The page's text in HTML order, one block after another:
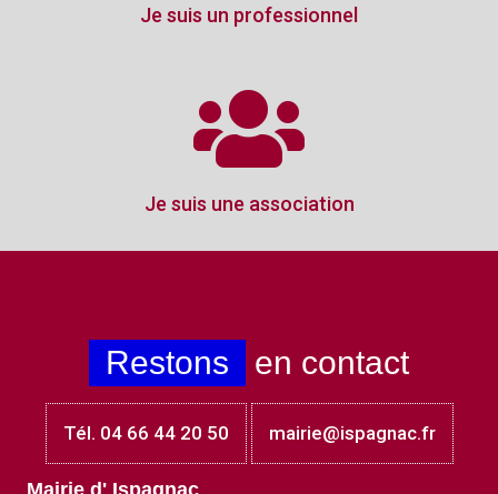
Je suis un professionnel
Je suis une association
Restons en contact
Tél. 04 66 44 20 50 mairie@ispagnac.fr
Mairie d' Ispagnac